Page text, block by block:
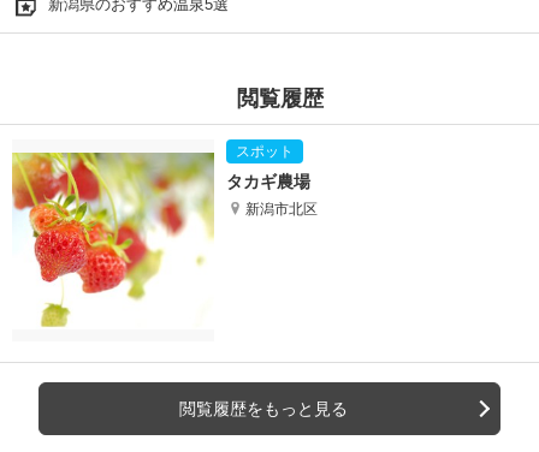
新潟県のおすすめ温泉5選
閲覧履歴
タカギ農場
新潟市北区
閲覧履歴をもっと見る